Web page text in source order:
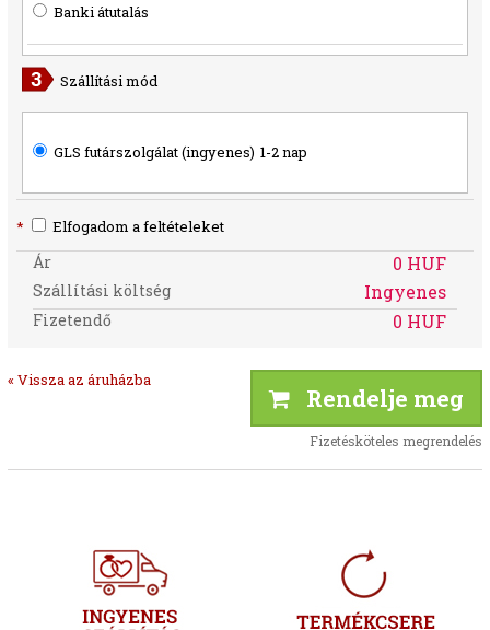
Banki átutalás
Szállítási mód
GLS futárszolgálat (ingyenes) 1-2 nap
* Elfogadom a feltételeket
Ár 0 HUF
Szállítási költség Ingyenes
Fizetendő 0 HUF
« Vissza az áruházba
Rendelje meg
Fizetésköteles megrendelés